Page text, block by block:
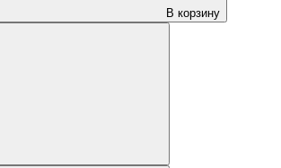
В корзину